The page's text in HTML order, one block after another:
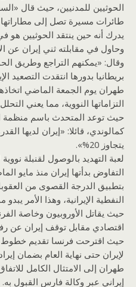
الحوثيين للمدنيين، حيث قال
طائرات مسيرة تصل إلى مطاراتها
يدرك أنه حين ينتقد الحوثيين هو
وحاول في مقابلته ثني إيران عن
وقال: «يمكنهم التراجع وطريق
بريطانيا بدورها انتقدت التصعيد
طهران يوم الجمعة الماضي
التزاماتها النووية، مما يعني
حيث توعد المتحدث باسم منظمة
كمالوندي، قائلا: «إيران لديها
يتجاوز 20%».
لعبة التهديد بالوصول لقنبلة
التفاوض بدأتها إيران منذ مايو
بتطبيق الدرجة القصوى من
النفطية الإيرانية، وهذا الأمر
حيث يقاتل الأوروبيون وخاصة
اقتصادي مقابل توقف إيران عن
لإيران حتى نهاية العام بضمان
طهران إلى الامتثال الكامل
إيراني عبر وكالة فارس القبول به.